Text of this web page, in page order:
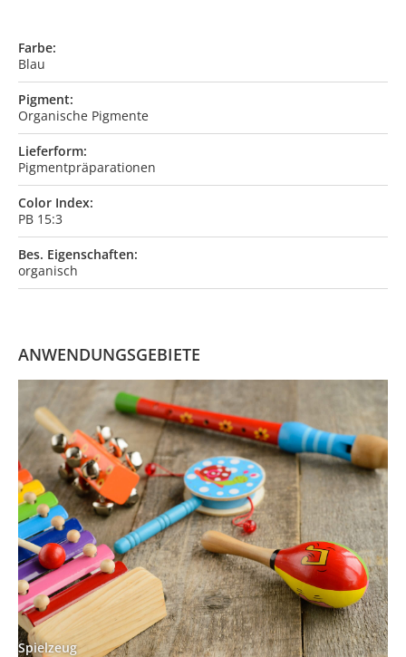
Farbe:
Blau
Pigment:
Organische Pigmente
Lieferform:
Pigmentpräparationen
Color Index:
PB 15:3
Bes. Eigenschaften:
organisch
ANWENDUNGSGEBIETE
Spielzeug